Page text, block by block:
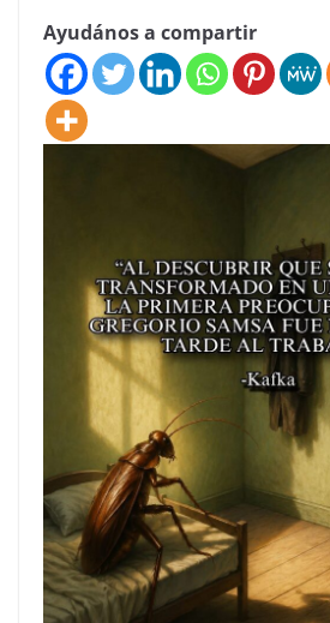
Ayudános a compartir